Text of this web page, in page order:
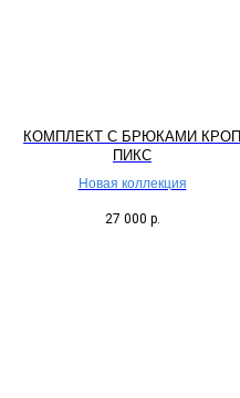
КОМПЛЕКТ С БРЮКАМИ КРОП
ПИКС
Новая коллекция
27 000 р.